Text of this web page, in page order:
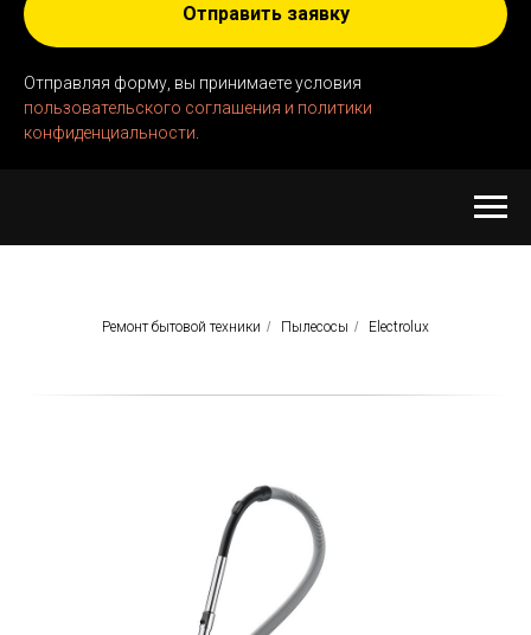
Отправить заявку
Отправляя форму, вы принимаете условия
пользовательского соглашения и политики
конфиденциальности
Ремонт бытовой техники / Пылесосы / Electrolux